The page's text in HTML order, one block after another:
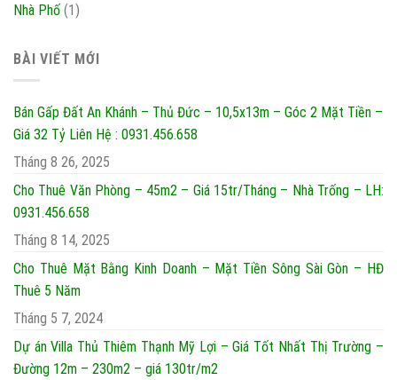
Nhà Phố (1)
BÀI VIẾT MỚI
Bán Gấp Đất An Khánh – Thủ Đức – 10,5x13m – Góc 2 Mặt Tiền –
Giá 32 Tỷ Liên Hệ : 0931.456.658
Tháng 8 26, 2025
Cho Thuê Văn Phòng – 45m2 – Giá 15tr/Tháng – Nhà Trống – LH:
0931.456.658
Tháng 8 14, 2025
Cho Thuê Mặt Bằng Kinh Doanh – Mặt Tiền Sông Sài Gòn – HĐ
Thuê 5 Năm
Tháng 5 7, 2024
Dự án Villa Thủ Thiêm Thạnh Mỹ Lợi – Giá Tốt Nhất Thị Trường –
Đường 12m – 230m2 – giá 130tr/m2